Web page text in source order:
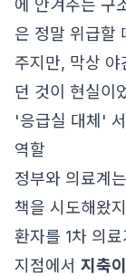
에 안겨주는 구
은 정말 위급할
주지만, 막상
던 것이 현실이
'응급실 대체'
역할
정부와 의료계
책을 시도해왔
환자를 1차 의
지점에서 지축